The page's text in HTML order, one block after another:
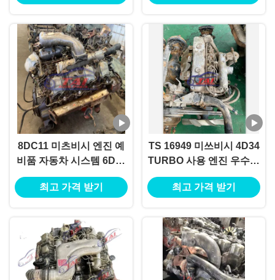
8DC11 미츠비시 엔진 예
비품 자동차 시스템 6D16
모델 TAI 일본
최고 가격 받기
TS 16949 미쓰비시 4D34
TURBO 사용 엔진 우수한
품질
최고 가격 받기